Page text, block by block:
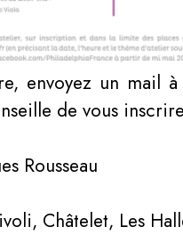
envoyez un mail
de vous
Rousseau
Châtelet, Les